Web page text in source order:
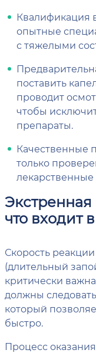
Квалификация
опытные
с тяжелыми
поставить
проводит
чтобы
препараты.
Качественные
только
лекарственные
что входит
Скорость
(длительный
критически
должны
который
быстро.
Процесс